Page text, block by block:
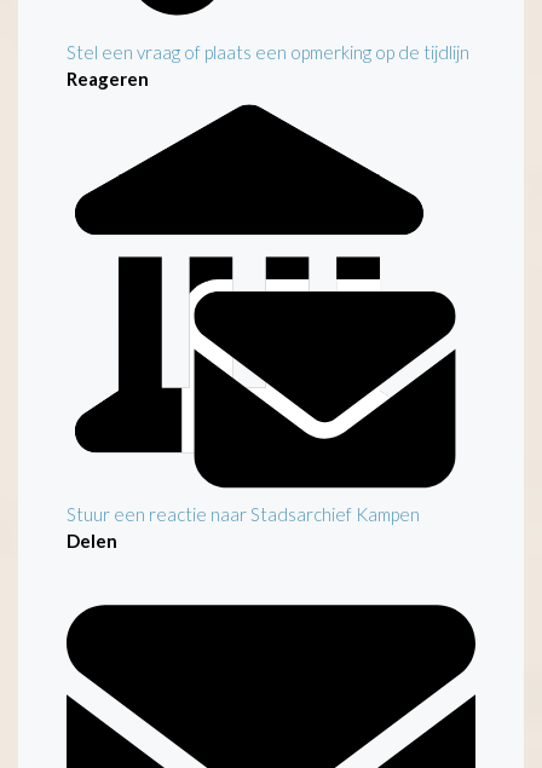
Stel een vraag of plaats een opmerking op de tijdlijn
Reageren
Stuur een reactie naar Stadsarchief Kampen
Delen